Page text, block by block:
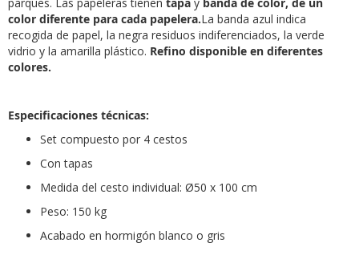
color diferente para cada papelera.La banda azul indica
recogida de papel, la negra residuos indiferenciados, la verde
vidrio y la amarilla plástico. Refino disponible en diferentes
colores.
Especificaciones técnicas:
Set compuesto por 4 cestos
Con tapas
Medida del cesto individual: Ø50 x 100 cm
Peso: 150 kg
Acabado en hormigón blanco o gris